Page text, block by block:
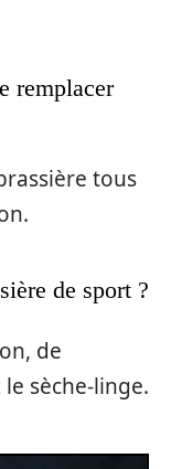
remplacer
tous
de sport ?
de
sèche-linge.